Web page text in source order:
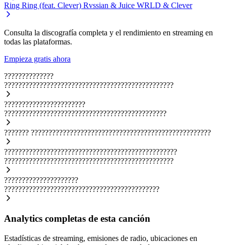
Ring Ring (feat. Clever) Rvssian & Juice WRLD & Clever
Consulta la discografía completa y el rendimiento en streaming en
todas las plataformas.
Empieza gratis ahora
??????????????
????????????????????????????????????????????????
???????????????????????
??????????????????????????????????????????????
??????? ???????????????????????????????????????????????????
?????????????????????????????????????????????????
????????????????????????????????????????????????
?????????????????????
????????????????????????????????????????????
Analytics completas de esta canción
Estadísticas de streaming, emisiones de radio, ubicaciones en